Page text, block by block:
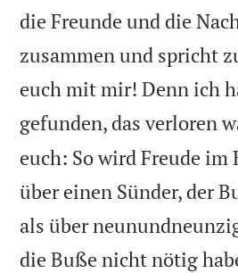
die Freunde und die
zusammen und spricht
euch mit mir! Denn ich
gefunden, das verloren
euch: So wird Freude
über einen Sünder, der
als über
die Buße nicht nötig